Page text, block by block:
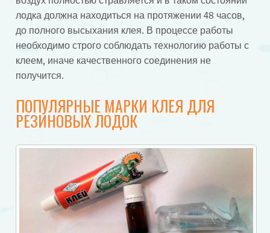
лодка должна находиться на протяжении 48 часов,
до полного высыхания клея. В процессе работы
необходимо строго соблюдать технологию работы с
клеем, иначе качественного соединения не
получится.
ПОПУЛЯРНЫЕ МАРКИ КЛЕЯ ДЛЯ
РЕЗИНОВЫХ ЛОДОК